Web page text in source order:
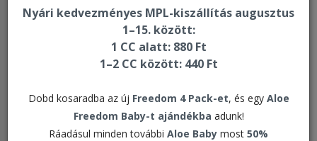
Nyári kedvezményes MPL-kiszállítás augusztus
1–15. között:
1 CC alatt: 880 Ft
1–2 CC között: 440 Ft
Dobd kosaradba az új Freedom 4 Pack-et, és egy Aloe
Freedom Baby-t ajándékba adunk!
Ráadásul minden további Aloe Baby most 50%